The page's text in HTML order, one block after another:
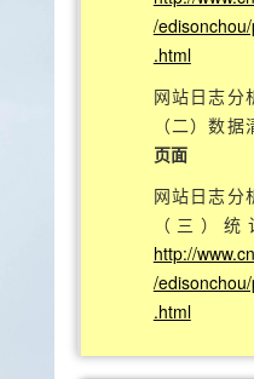
/
.html
网站日志分
（二）数据
页面
网站日志分
（三）统
http://
/
.html